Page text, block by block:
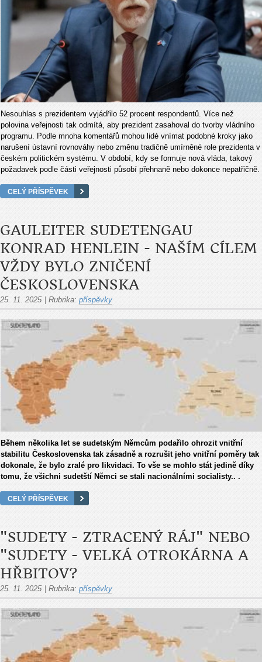
Nesouhlas s prezidentem vyjádřilo 52 procent respondentů. Více než
polovina veřejnosti tak odmítá, aby prezident zasahoval do tvorby vládního
programu. Podle mnoha komentářů mohou lidé vnímat podobné kroky jako
narušení ústavní rovnováhy nebo změnu tradičně umírněné role prezidenta v
českém politickém systému. V období, kdy se formuje nová vláda, takový
požadavek podle části veřejnosti působí přehnaně nebo dokonce nepatřičně.
CELÝ PŘÍSPĚVEK
GAULEITER SUDETENGAU
KONRAD HENLEIN - NAŠÍM CÍLEM
VŽDY BYLO ZNIČENÍ
ČESKOSLOVENSKA
25. 11. 2025 Rubrika: příspěvky
Během několika let se sudetským Němcům podařilo ohrozit vnitř­ní
stabilitu Československa tak zásadně a rozrušit jeho vnitřní pomě­ry tak
dokonale, že bylo zralé pro likvidaci. To vše se mohlo stát jedině díky
tomu, že všichni sudetští Němci se stali nacionálními so­cialisty.. .
CELÝ PŘÍSPĚVEK
"SUDETY - ZTRACENÝ RÁJ" NEBO
"SUDETY - VELKÁ OTROKÁRNA A
HŘBITOV?
25. 11. 2025 Rubrika: příspěvky